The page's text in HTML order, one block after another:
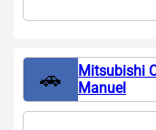
🚗
Mitsubishi
Manuel